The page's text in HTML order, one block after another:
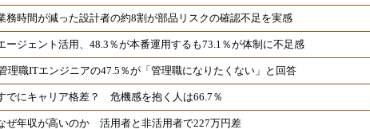
務時間が減った設計者の約8割が部品リスクの確認不足を実感
ージェント活用、48.3％が本番運用するも73.1％が体制に不足感
理職ITエンジニアの47.5％が「管理職になりたくない」と回答
でにキャリア格差？ 危機感を抱く人は66.7％
ぜ年収が高いのか 活用者と非活用者で227万円差